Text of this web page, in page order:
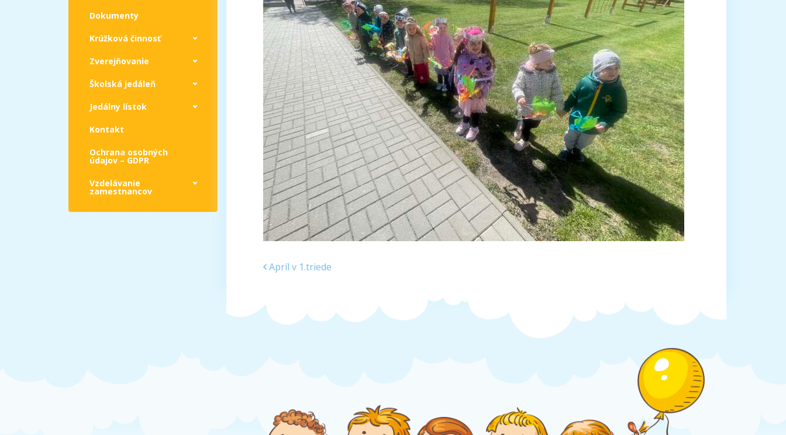
Dokumenty
Krúžková činnosť
Zverejňovanie
Školská jedáleň
Jedálny lístok
Kontakt
Ochrana osobných
údajov – GDPR
Vzdelávanie
zamestnancov
Apríl v 1.triede